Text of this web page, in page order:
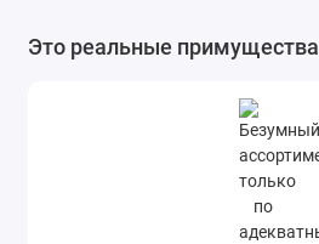
Это реальные примущества